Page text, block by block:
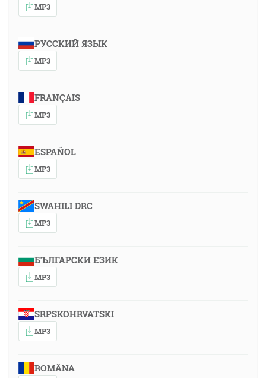
MP3
РУССКИЙ ЯЗЫК
MP3
FRANÇAIS
MP3
ESPAÑOL
MP3
SWAHILI DRC
MP3
БЪЛГАРСКИ ЕЗИК
MP3
SRPSKOHRVATSKI
MP3
ROMÂNA